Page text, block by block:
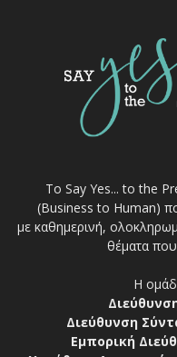
Το Say Yes... to the
(Business to Human)
με καθημερινή,
θέματα
Η
Διεύθυνση
Εμπορική